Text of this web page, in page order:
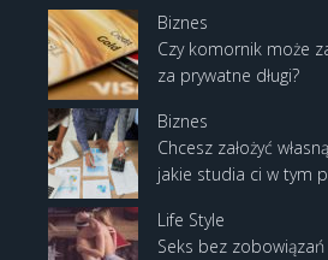
Biznes
Czy komornik może
za prywatne długi?
Biznes
Chcesz założyć
jakie studia ci w tym
Life Style
Seks bez